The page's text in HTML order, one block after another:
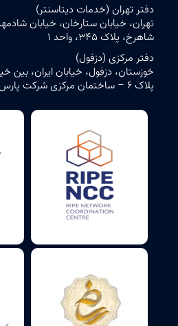
دفتر تهران (خدمات دیتاسنتر)
تهران، خیابان ستارخان، خیابان
شاهرخ، پلاک ۳۴۵، واحد ۱
دفتر مرکزی (دزفول)
خوزستان، دزفول، خیابان ایران، بین
پلاک ۶ – ساختمان مرکزی شرکت پارس شبکه آذرخش